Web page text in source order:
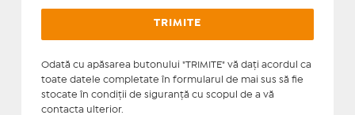
Odată cu apăsarea butonului "TRIMITE" vă daţi acordul ca
toate datele completate în formularul de mai sus să fie
stocate în condiţii de siguranţă cu scopul de a vă
contacta ulterior.